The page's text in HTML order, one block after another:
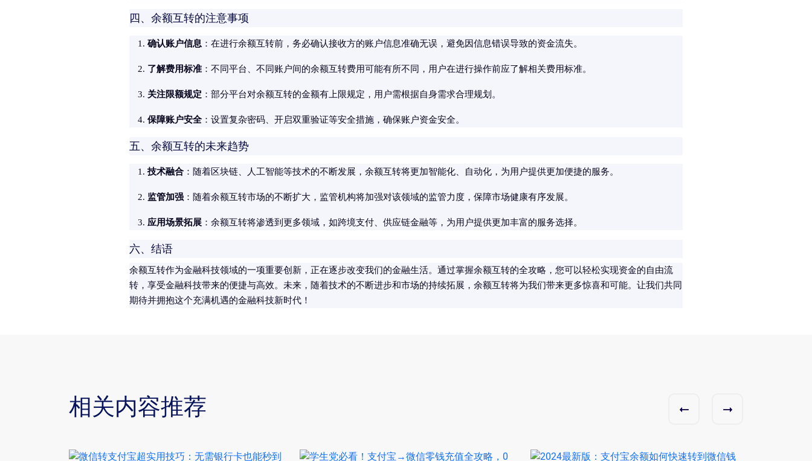
四、余额互转的注意事项
确认账户信息 ：在进行余额互转前，务必确认接收方的账户信息准确无误，避免因信息错误导致的资金流失。
了解费用标准 ：不同平台、不同账户间的余额互转费用可能有所不同，用户在进行操作前应了解相关费用标准。
关注限额规定 ：部分平台对余额互转的金额有上限规定，用户需根据自身需求合理规划。
保障账户安全：设置复杂密码、开启双重验证等安全措施，确保账户资金安全。
五、余额互转的未来趋势
技术融合 ：随着区块链、人工智能等技术的不断发展，余额互转将更加智能化、自动化，为用户提供更加便捷的服务。
监管加强 ：随着余额互转市场的不断扩大，监管机构将加强对该领域的监管力度，保障市场健康有序发展。
应用场景拓展 ：余额互转将渗透到更多领域，如跨境支付、供应链金融等，为用户提供更加丰富的服务选择。
六、结语
余额互转作为金融科技领域的一项重要创新，正在逐步改变我们的金融生活。通过掌握余额互转的全攻略，您可以轻松实现资金的自由流
转，享受金融科技带来的便捷与高效。未来，随着技术的不断进步和市场的持续拓展，余额互转将为我们带来更多惊喜和可能。让我们共同
期待并拥抱这个充满机遇的金融科技新时代！
相关内容推荐